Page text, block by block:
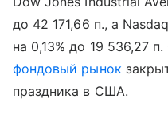
до 42 171,66 п., а
на 0,13% до 19 536,27
фондовый рынок
праздника в США.